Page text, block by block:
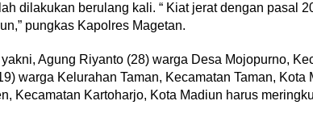
dilakukan berulang kali. “ Kiat jerat dengan pasal
pungkas Kapolres Magetan.
Agung Riyanto (28) warga Desa Mojopurno,
warga Kelurahan Taman, Kecamatan Taman, Kota
Kecamatan Kartoharjo, Kota Madiun harus